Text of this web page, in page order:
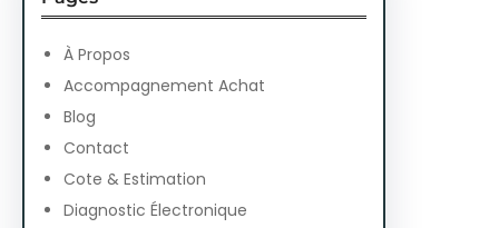
c
h À Propos
Accompagnement Achat
Blog
Contact
Cote & Estimation
Diagnostic Électronique